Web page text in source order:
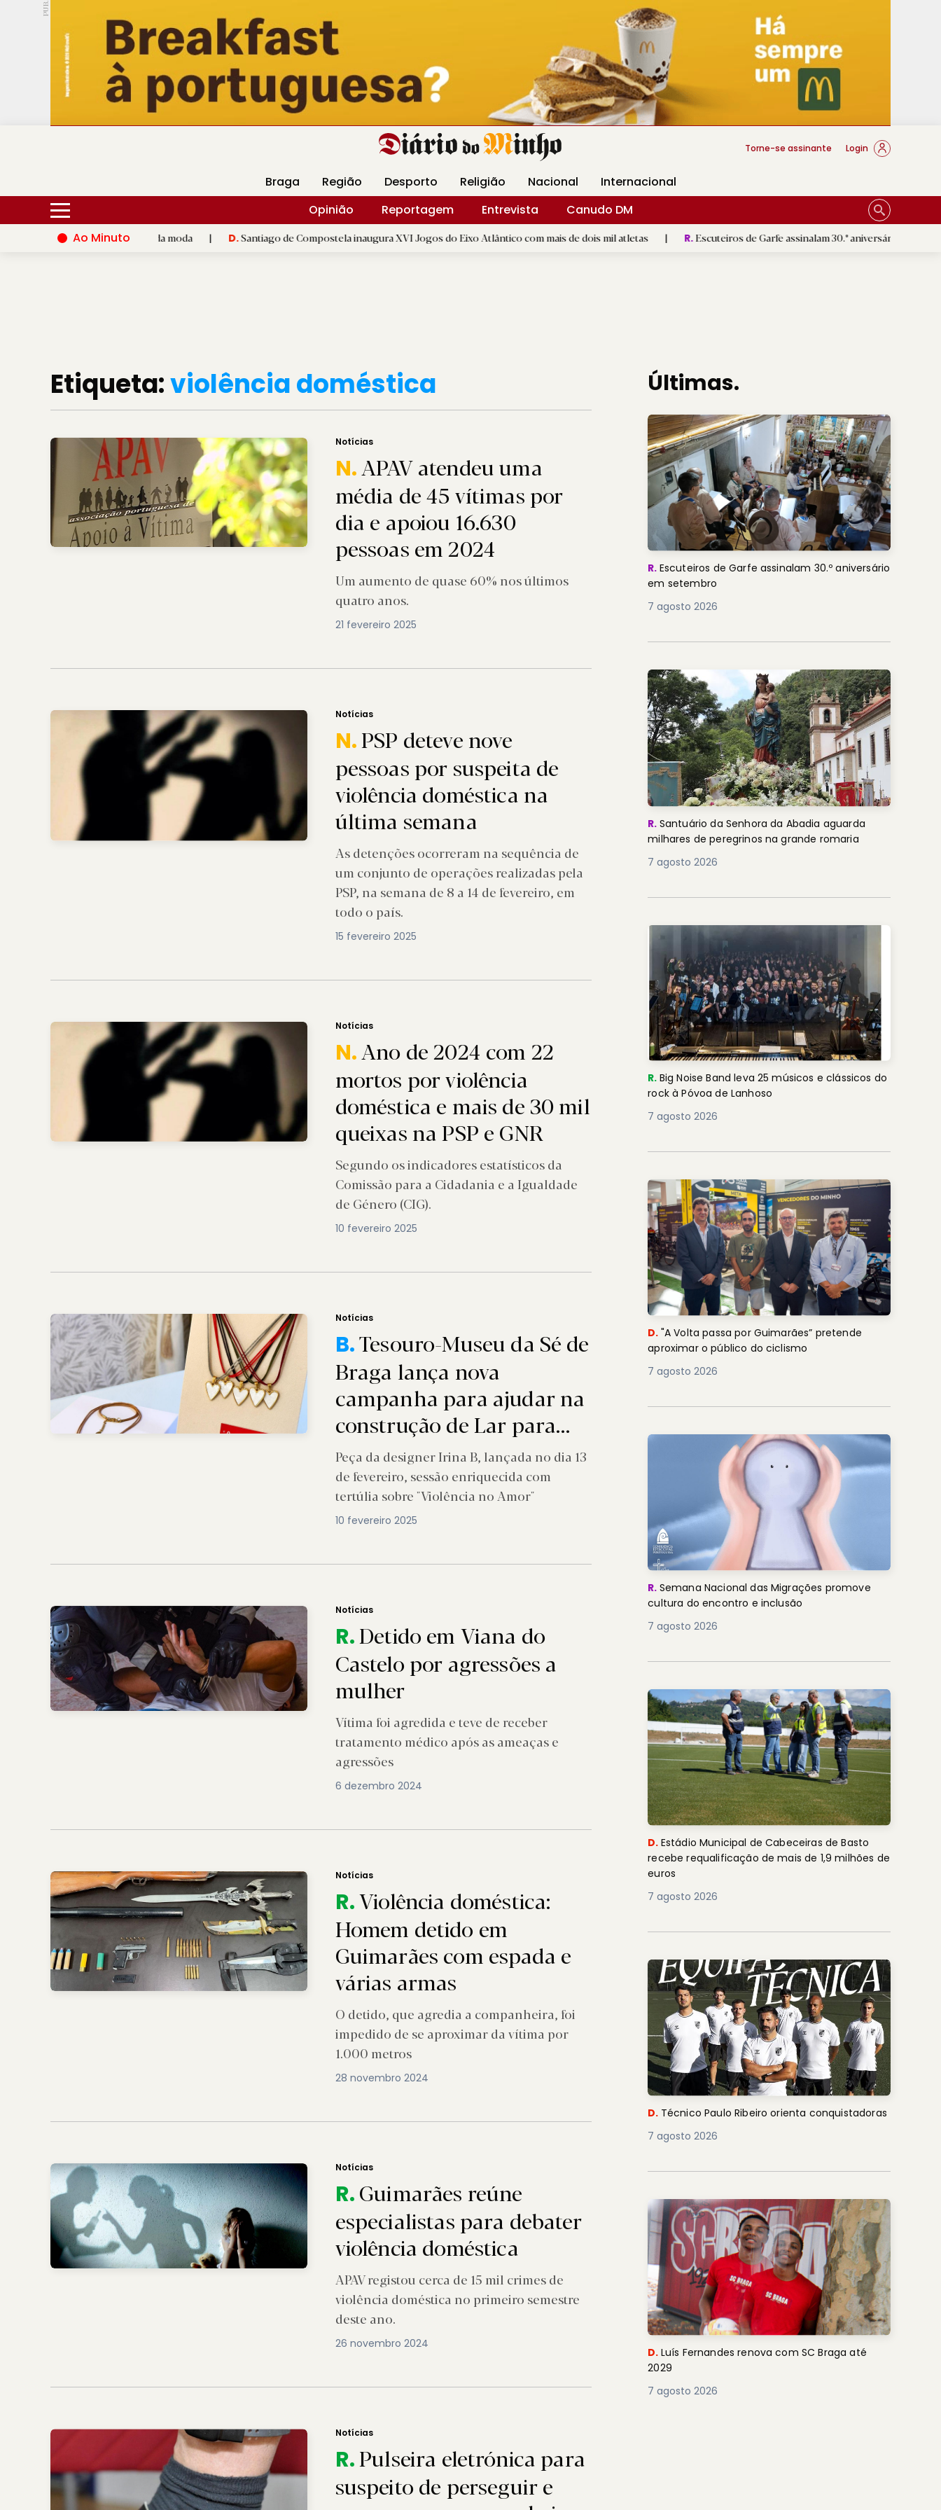
PUB.
Hoje 17ºC 24ºC DMtv Revista Minha Gráfica DM Livraria DM Arquidiocese Braga
Torne-se assinante Login
Braga Região Desporto Religião Nacional
Internacional
Opinião
Reportagem Entrevista
Canudo DM
Ao Minuto
do mundo da moda D.Santiago de Compostela inaugura XVI Jogos do Eixo Atlântico com mais de dois mil atletas | R.Escuteiros de Garfe assinalam 30.º aniversário em setembro
Etiqueta:violência doméstica
Notícias
N.APAV atendeu uma
média de 45 vítimas por
dia e apoiou 16.630
pessoas em 2024
Um aumento de quase 60% nos últimos
quatro anos.
21 fevereiro 2025
Notícias
N.PSP deteve nove
pessoas por suspeita de
violência doméstica na
última semana
As detenções ocorreram na sequência de
um conjunto de operações realizadas pela
PSP, na semana de 8 a 14 de fevereiro, em
todo o país.
15 fevereiro 2025
Notícias
N.Ano de 2024 com 22
mortos por violência
doméstica e mais de 30 mil
queixas na PSP e GNR
Segundo os indicadores estatísticos da
Comissão para a Cidadania e a Igualdade
de Género (CIG).
10 fevereiro 2025
Notícias
B.Tesouro-Museu da Sé de
Braga lança nova
campanha para ajudar na
construção de Lar para
vítimas de violência
doméstica
Peça da designer Irina B, lançada no dia 13
de fevereiro, sessão enriquecida com
tertúlia sobre "Violência no Amor"
10 fevereiro 2025
Notícias
R.Detido em Viana do
Castelo por agressões a
mulher
Vítima foi agredida e teve de receber
tratamento médico após as ameaças e
agressões
6 dezembro 2024
Notícias
R.Violência doméstica:
Homem detido em
Guimarães com espada e
várias armas
O detido, que agredia a companheira, foi
impedido de se aproximar da vítima por
1.000 metros
28 novembro 2024
Notícias
R.Guimarães reúne
especialistas para debater
violência doméstica
APAV registou cerca de 15 mil crimes de
violência doméstica no primeiro semestre
deste ano.
26 novembro 2024
Notícias
R.Pulseira eletrónica para
suspeito de perseguir e
Últimas.
R. Escuteiros de Garfe assinalam 30.º aniversário
em setembro
7 agosto 2026
R. Santuário da Senhora da Abadia aguarda
milhares de peregrinos na grande romaria
7 agosto 2026
R. Big Noise Band leva 25 músicos e clássicos do
rock à Póvoa de Lanhoso
7 agosto 2026
D. "A Volta passa por Guimarães” pretende
aproximar o público do ciclismo
7 agosto 2026
R. Semana Nacional das Migrações promove
cultura do encontro e inclusão
7 agosto 2026
D. Estádio Municipal de Cabeceiras de Basto
recebe requalificação de mais de 1,9 milhões de
euros
7 agosto 2026
D. Técnico Paulo Ribeiro orienta conquistadoras
7 agosto 2026
D. Luís Fernandes renova com SC Braga até
2029
7 agosto 2026